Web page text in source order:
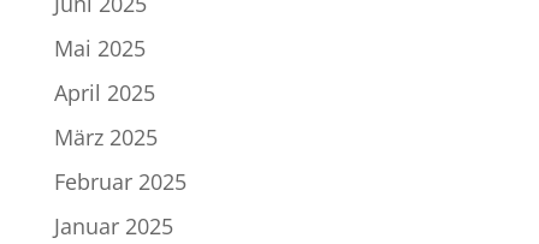
Mai 2025
April 2025
März 2025
Februar 2025
Januar 2025